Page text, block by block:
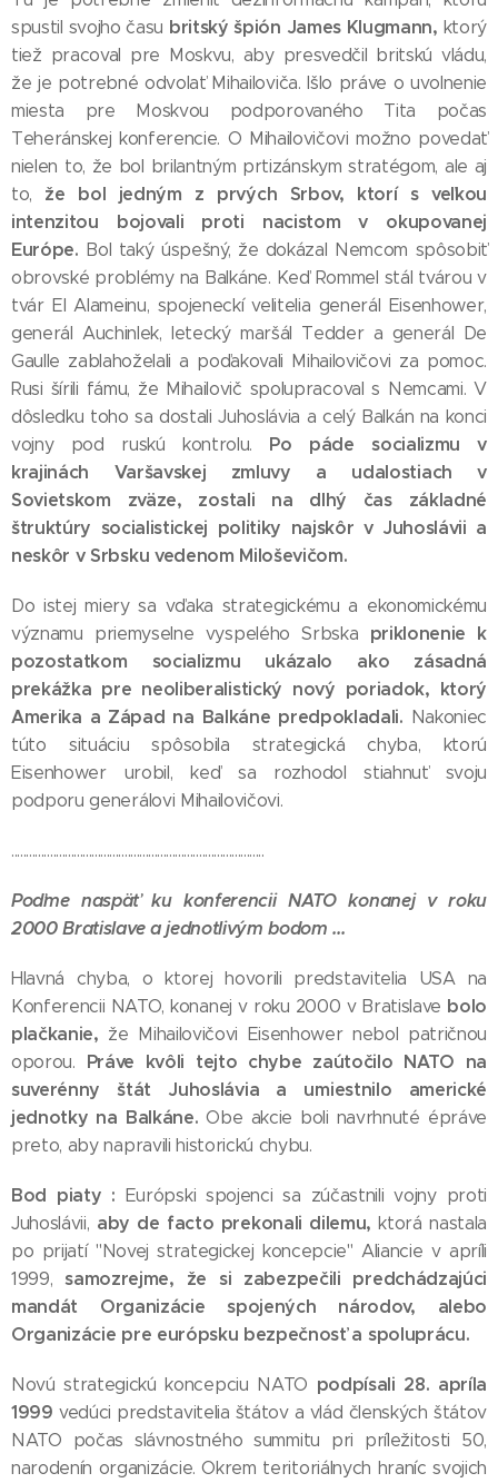
spustil svojho času britský špión James Klugmann, ktorý
tiež pracoval pre Moskvu, aby presvedčil britskú vládu,
že je potrebné odvolať Mihailoviča. Išlo práve o uvolnenie
miesta pre Moskvou podporovaného Tita počas
Teheránskej konferencie. O Mihailovičovi možno povedať
nielen to, že bol brilantným prtizánskym stratégom, ale aj
to,
že bol jedným z prvých Srbov, ktorí s veľkou
intenzitou bojovali proti nacistom v okupovanej
Európe. Bol taký úspešný, že dokázal Nemcom spôsobiť
obrovské problémy na Balkáne. Keď Rommel stál tvárou v
tvár El Alameinu, spojeneckí velitelia generál Eisenhower,
generál Auchinlek, letecký maršál Tedder a generál De
Gaulle zablahoželali a poďakovali Mihailovičovi za pomoc.
Rusi šírili fámu, že Mihailovič spolupracoval s Nemcami. V
dôsledku toho sa dostali Juhoslávia a celý Balkán na konci
vojny pod ruskú kontrolu. Po páde socializmu v
krajinách Varšavskej zmluvy a udalostiach v
Sovietskom zväze, zostali na dlhý čas základné
štruktúry socialistickej politiky najskôr v Juhoslávii a
neskôr v Srbsku vedenom Miloševičom.
Do istej miery sa vďaka strategickému a ekonomickému
významu priemyselne vyspelého Srbska priklonenie k
pozostatkom socializmu ukázalo ako zásadná
prekážka pre neoliberalistický nový poriadok, ktorý
Amerika a Západ na Balkáne predpokladali. Nakoniec
túto situáciu spôsobila strategická chyba, ktorú
Eisenhower urobil, keď sa rozhodol stiahnuť svoju
podporu generálovi Mihailovičovi.
.....................................................................................
Poďme naspäť ku konferencii NATO konanej v roku
2000 Bratislave a jednotlivým bodom ...
Hlavná chyba, o ktorej hovorili predstavitelia USA na
Konferencii NATO, konanej v roku 2000 v Bratislave bolo
plačkanie, že Mihailovičovi Eisenhower nebol patričnou
oporou. Práve kvôli tejto chybe zaútočilo NATO na
suverénny štát Juhoslávia a umiestnilo americké
jednotky na Balkáne. Obe akcie boli navrhnuté épráve
preto, aby napravili historickú chybu.
Bod piaty : Európski spojenci sa zúčastnili vojny proti
Juhoslávii, aby de facto prekonali dilemu,ktorá nastala
po prijatí "Novej strategickej koncepcie" Aliancie v apríli
1999, samozrejme, že si zabezpečili predchádzajúci
mandát Organizácie spojených národov, alebo
Organizácie pre európsku bezpečnosť a spoluprácu.
Novú strategickú koncepciu NATO podpísali 28. apríla
1999 vedúci predstavitelia štátov a vlád členských štátov
NATO počas slávnostného summitu pri príležitosti 50,
narodenín organizácie. Okrem teritoriálnych hraníc svojich